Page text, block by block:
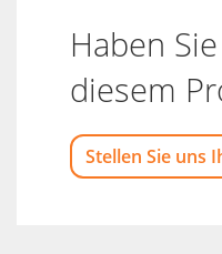
Haben
diesem
Stellen Sie uns